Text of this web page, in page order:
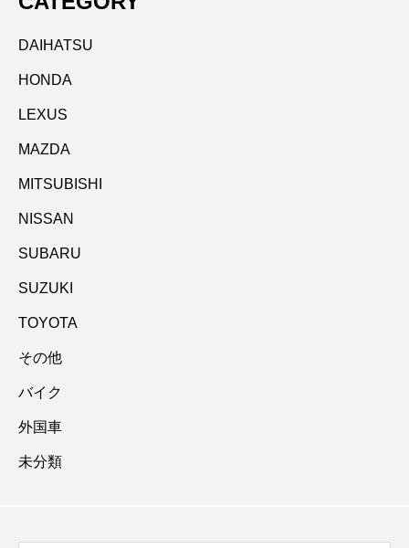
DAIHATSU
HONDA
LEXUS
MAZDA
MITSUBISHI
NISSAN
SUBARU
SUZUKI
TOYOTA
その他
バイク
外国車
未分類